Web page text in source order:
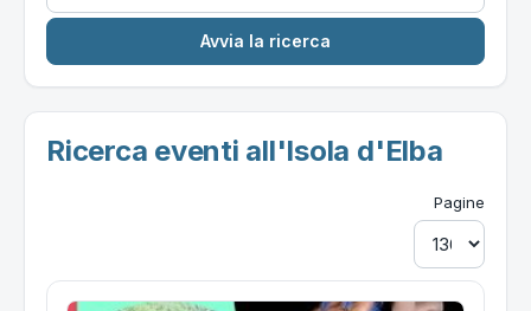
Ricerca eventi all'Isola d'Elba
Pagine